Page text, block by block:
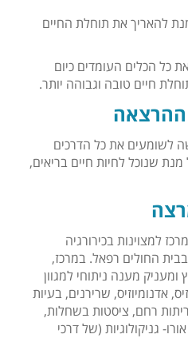
להאריך את תוחלת החיים
כל הכלים העומדים כיום
חיים טובה וגבוהה יותר.
ההרצאה
לשומעים את כל הדרכים
שנוכל לחיות חיים בריאים,
למצוינות בכירורגיה
בבית החולים רפאל. במרכז,
מענה ניתוחי למגוון
אדנומיוזיס, שרירנים, בעיות
רחם, ציסטות בשחלות,
גניקולוגיות (של דרכי